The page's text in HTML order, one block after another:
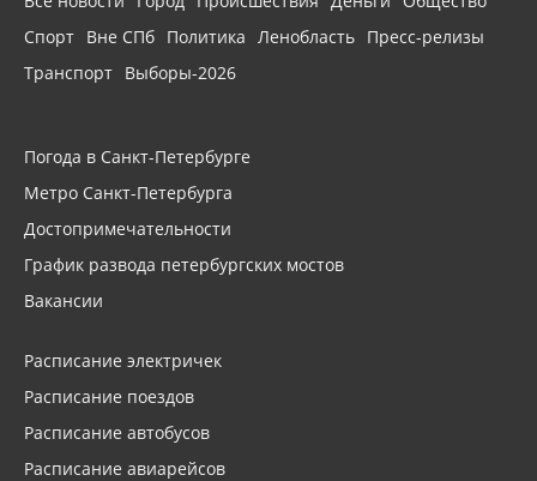
Спорт Вне СПб Политика Ленобласть Пресс-релизы
Транспорт Выборы-2026
Погода в Санкт-Петербурге
Метро Санкт-Петербурга
Достопримечательности
График развода петербургских мостов
Вакансии
Расписание электричек
Расписание поездов
Расписание автобусов
Расписание авиарейсов